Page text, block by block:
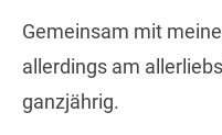
Gemeinsam mit
allerdings am
ganzjährig.